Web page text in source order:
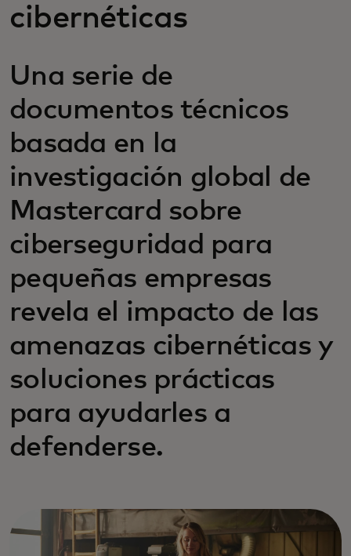
cibernéticas
Una serie de
documentos técnicos
basada en la
investigación global de
Mastercard sobre
ciberseguridad para
pequeñas empresas
revela el impacto de las
amenazas cibernéticas y
soluciones prácticas
para ayudarles a
defenderse.